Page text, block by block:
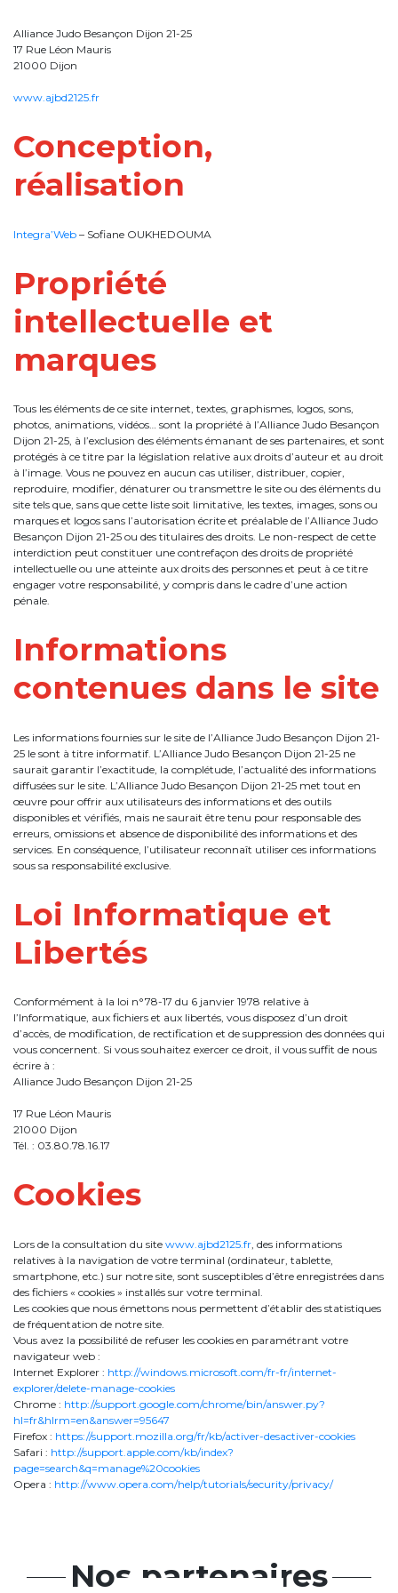
Alliance Judo Besançon Dijon 21-25
17 Rue Léon Mauris
21000 Dijon
www.ajbd2125.fr
Conception,
réalisation
Integra’Web – Sofiane OUKHEDOUMA
Propriété
intellectuelle et
marques
Tous les éléments de ce site internet, textes, graphismes, logos, sons,
photos, animations, vidéos… sont la propriété à l’Alliance Judo Besançon
Dijon 21-25, à l’exclusion des éléments émanant de ses partenaires, et sont
protégés à ce titre par la législation relative aux droits d’auteur et au droit
à l’image. Vous ne pouvez en aucun cas utiliser, distribuer, copier,
reproduire, modifier, dénaturer ou transmettre le site ou des éléments du
site tels que, sans que cette liste soit limitative, les textes, images, sons ou
marques et logos sans l’autorisation écrite et préalable de l’Alliance Judo
Besançon Dijon 21-25 ou des titulaires des droits. Le non-respect de cette
interdiction peut constituer une contrefaçon des droits de propriété
intellectuelle ou une atteinte aux droits des personnes et peut à ce titre
engager votre responsabilité, y compris dans le cadre d’une action
pénale.
Informations
contenues dans le site
Les informations fournies sur le site de l’Alliance Judo Besançon Dijon 21-
25 le sont à titre informatif. L’Alliance Judo Besançon Dijon 21-25 ne
saurait garantir l’exactitude, la complétude, l’actualité des informations
diffusées sur le site. L’Alliance Judo Besançon Dijon 21-25 met tout en
œuvre pour offrir aux utilisateurs des informations et des outils
disponibles et vérifiés, mais ne saurait être tenu pour responsable des
erreurs, omissions et absence de disponibilité des informations et des
services. En conséquence, l’utilisateur reconnaît utiliser ces informations
sous sa responsabilité exclusive.
Loi Informatique et
Libertés
Conformément à la loi n°78-17 du 6 janvier 1978 relative à
l’Informatique, aux fichiers et aux libertés, vous disposez d’un droit
d’accès, de modification, de rectification et de suppression des données qui
vous concernent. Si vous souhaitez exercer ce droit, il vous suffit de nous
écrire à :
Alliance Judo Besançon Dijon 21-25
17 Rue Léon Mauris
21000 Dijon
Tél. : 03.80.78.16.17
Cookies
Lors de la consultation du site www.ajbd2125.fr , des informations
relatives à la navigation de votre terminal (ordinateur, tablette,
smartphone, etc.) sur notre site, sont susceptibles d’être enregistrées dans
des fichiers « cookies » installés sur votre terminal.
Les cookies que nous émettons nous permettent d’établir des statistiques
de fréquentation de notre site.
Vous avez la possibilité de refuser les cookies en paramétrant votre
navigateur web :
Internet Explorer : http://windows.microsoft.com/fr-fr/internet-
explorer/delete-manage-cookies
Chrome : http://support.google.com/chrome/bin/answer.py?
hl=fr&hlrm=en&answer=95647
Firefox : https://support.mozilla.org/fr/kb/activer-desactiver-cookies
Safari : http://support.apple.com/kb/index?
page=search&q=manage%20cookies
Opera : http://www.opera.com/help/tutorials/security/privacy/
Nos partenaires